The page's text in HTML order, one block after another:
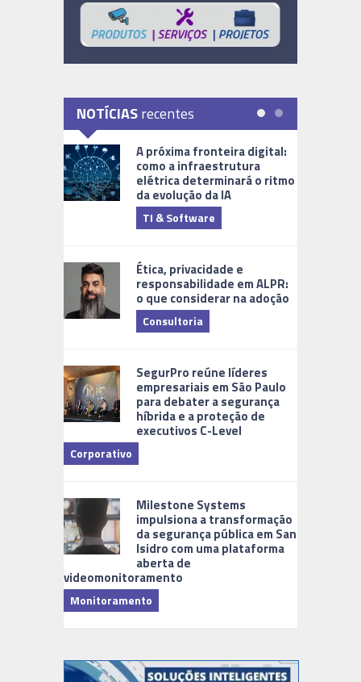
NOTÍCIASrecentes
A próxima fronteira digital:
como a infraestrutura
elétrica determinará o ritmo
da evolução da IA
TI & Software
Ética, privacidade e
responsabilidade em ALPR:
o que considerar na adoção
Consultoria
SegurPro reúne líderes
empresariais em São Paulo
para debater a segurança
híbrida e a proteção de
executivos C-Level
Corporativo
Milestone Systems
impulsiona a transformação
da segurança pública em San
Isidro com uma plataforma
aberta de
videomonitoramento
Monitoramento